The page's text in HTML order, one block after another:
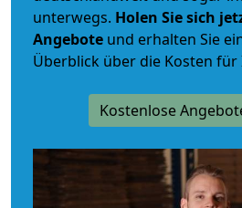
unterwegs. Holen Sie sich
Angebote und erhalten Sie
Überblick über die Kosten
Kostenlose